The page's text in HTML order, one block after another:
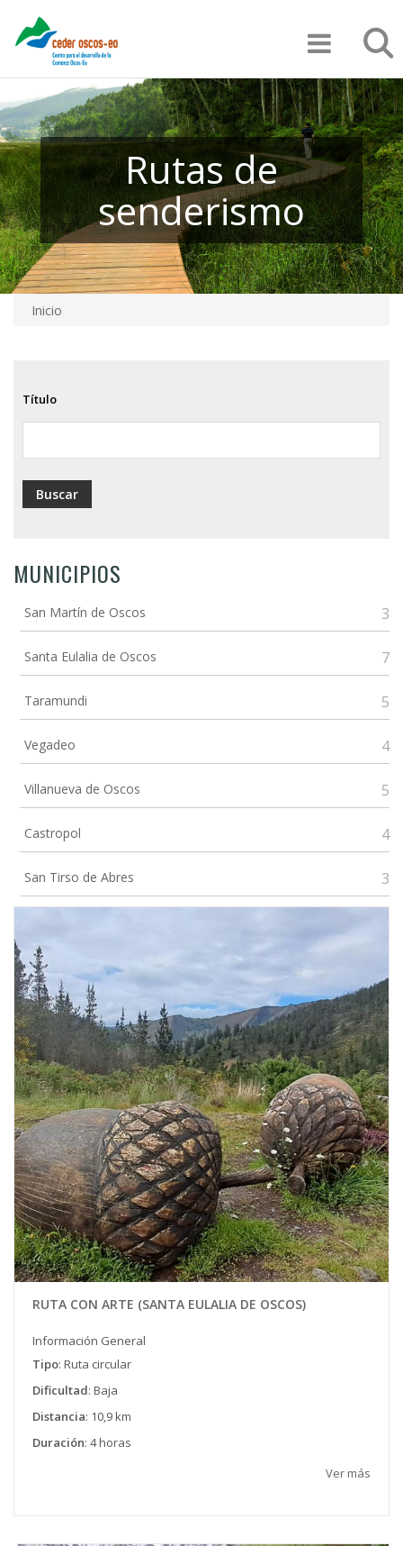
contenido
Rutas de
senderismo
de
ayuda
a
la
Inicio
Título
MUNICIPIOS
San Martín de Oscos 3
Santa Eulalia de Oscos 7
Taramundi 5
Vegadeo 4
Villanueva de Oscos 5
Castropol 4
San Tirso de Abres 3
RUTA CON ARTE (SANTA EULALIA DE OSCOS)
Información General
Tipo: Ruta circular
Dificultad: Baja
Distancia: 10,9 km
Duración: 4 horas
Ver más